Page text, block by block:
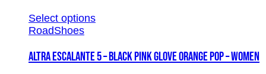
Select options
RoadShoes
ALTRA ESCALANTE 5 – BLACK PINK GLOVE ORANGE POP – WOMEN